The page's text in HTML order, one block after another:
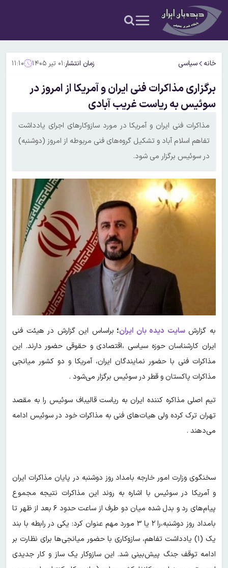
خانه سیاسی زمان انتشار:۰۱ تیر ۱۴۰۵ ۱۱:۱۰
برگزاری مذاکرات فنی ایران و آمریکا از امروز در
سوئیس به ریاست غریب آبادی
مذاکرات فنی ایران و آمریکا در مورد سازوکارهای اجرای یادداشت
تفاهم اسلام آباد و تشکیل گروه‌های فنی مربوطه از امروز (دوشنبه)
در سوئیس برگزار می شود.
به گزارشسایت دیده بان ایران؛ براساس این گزارش در هیئت فنی
ایران کارشناسان حوزه سیاسی ،اقتصادی و حقوقی حضور دارند. این
مذاکرات فنی با حضور نمایندگان ایران، آمریکا و دو کشور میانجی
مذاکرات پاکستان و قطر در سوئیس برگزار می‌شود .
تیم اصلی مذاکره کننده ایران به ریاست قالیباف سوئیس را به مقصد
تهران ترک کرده ولی هیات‌های فنی به مذاکرات خود در سوئیس ادامه
می‌دهند .
سخنگوی وزارت امور خارجه بامداد روز دوشنبه در پایان مذاکرات ایران
و آمریکا در سوئیس با اشاره به روند این مذاکرات نتیجه مجموع
پیام‌های رد و بدل شده میان دو طرف از ساعت حدود ۶ بعد از ظهر تا
بامداد روز دوشنبه،را ۲ یا ۳ مورد مهم عنوان کرد: یکی در رابطه با بند
یک (۱) یادداشت تفاهم، سازوکاری با حضور میانجی‌ها برای نظارت بر
ادامه توقف جنگ پیش‌بینی شد. این سازوکار یک ساز و کار جدیدی